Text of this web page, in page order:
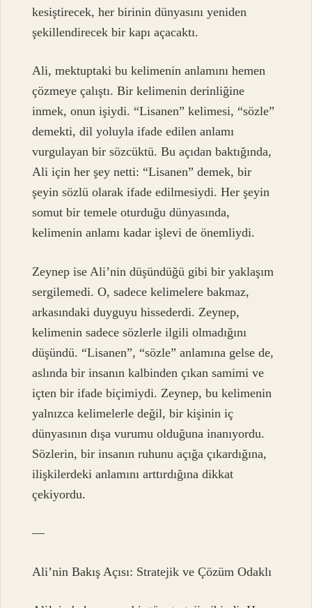
kesiştirecek, her birinin dünyasını yeniden
şekillendirecek bir kapı açacaktı.
Ali, mektuptaki bu kelimenin anlamını hemen
çözmeye çalıştı. Bir kelimenin derinliğine
inmek, onun işiydi. “Lisanen” kelimesi, “sözle”
demekti, dil yoluyla ifade edilen anlamı
vurgulayan bir sözcüktü. Bu açıdan baktığında,
Ali için her şey netti: “Lisanen” demek, bir
şeyin sözlü olarak ifade edilmesiydi. Her şeyin
somut bir temele oturduğu dünyasında,
kelimenin anlamı kadar işlevi de önemliydi.
Zeynep ise Ali’nin düşündüğü gibi bir yaklaşım
sergilemedi. O, sadece kelimelere bakmaz,
arkasındaki duyguyu hissederdi. Zeynep,
kelimenin sadece sözlerle ilgili olmadığını
düşündü. “Lisanen”, “sözle” anlamına gelse de,
aslında bir insanın kalbinden çıkan samimi ve
içten bir ifade biçimiydi. Zeynep, bu kelimenin
yalnızca kelimelerle değil, bir kişinin iç
dünyasının dışa vurumu olduğuna inanıyordu.
Sözlerin, bir insanın ruhunu açığa çıkardığına,
ilişkilerdeki anlamını arttırdığına dikkat
çekiyordu.
—
Ali’nin Bakış Açısı: Stratejik ve Çözüm Odaklı